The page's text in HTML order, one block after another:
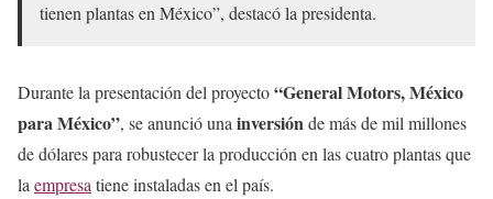
tienen plantas en México”, destacó la presidenta.
Durante la presentación del proyecto“General Motors, México
para México”, se anunció unainversiónde más de mil millones
de dólares para robustecer la producción en las cuatro plantas que
laempresatiene instaladas en el país.